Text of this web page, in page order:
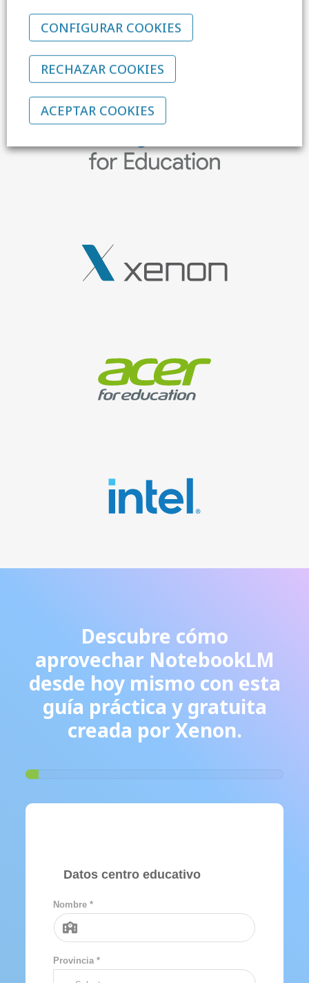
Descubre cómo
aprovechar NotebookLM
desde hoy mismo con esta
guía práctica y gratuita
creada por Xenon.
Datos centro educativo
Nombre *
Provincia *
CONFIGURAR COOKIES
RECHAZAR COOKIES
ACEPTAR COOKIES